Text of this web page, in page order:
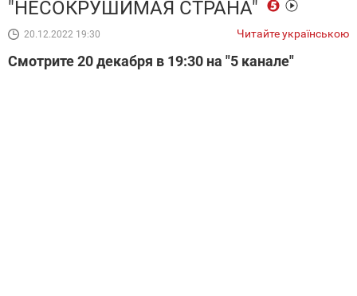
"НЕСОКРУШИМАЯ СТРАНА"
20.12.2022 19:30 Читайте українською
Смотрите 20 декабря в 19:30 на "5 канале"